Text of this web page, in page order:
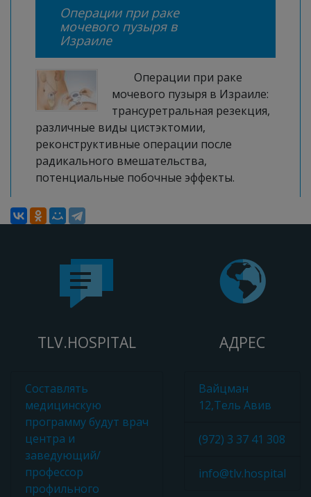
Операции при раке
мочевого пузыря в
Израиле
Операции при раке
мочевого пузыря в Израиле:
трансуретральная резекция,
различные виды цистэктомии,
реконструктивные операции после
радикального вмешательства,
потенциальные побочные эффекты.
TLV.HOSPITAL
Составлять
медицинскую
программу будут врач
центра и
заведующий/
профессор
профильного
АДРЕС
Вайцман
12,Тель Авив
(972) 3 37 41 308
info@tlv.hospital